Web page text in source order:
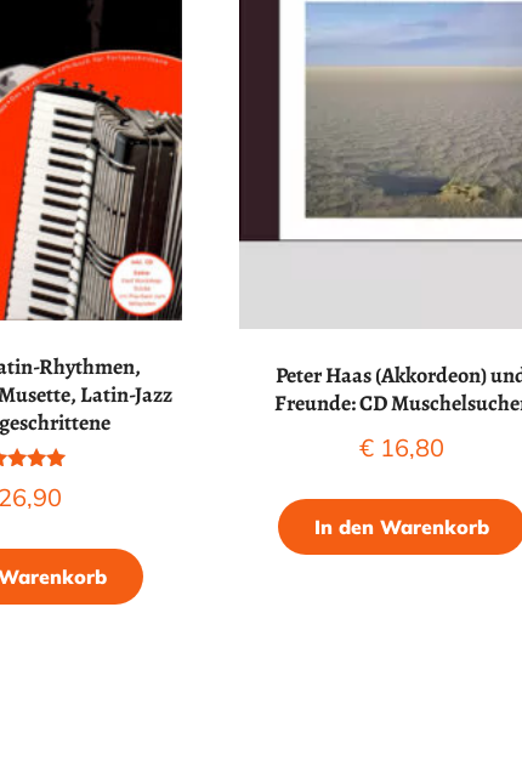
Rhythmen,
Latin-Jazz
mit
5.00
26,90
Peter Haas (Akkordeon)
Freunde: CD
€16,80
In den Warenkorb